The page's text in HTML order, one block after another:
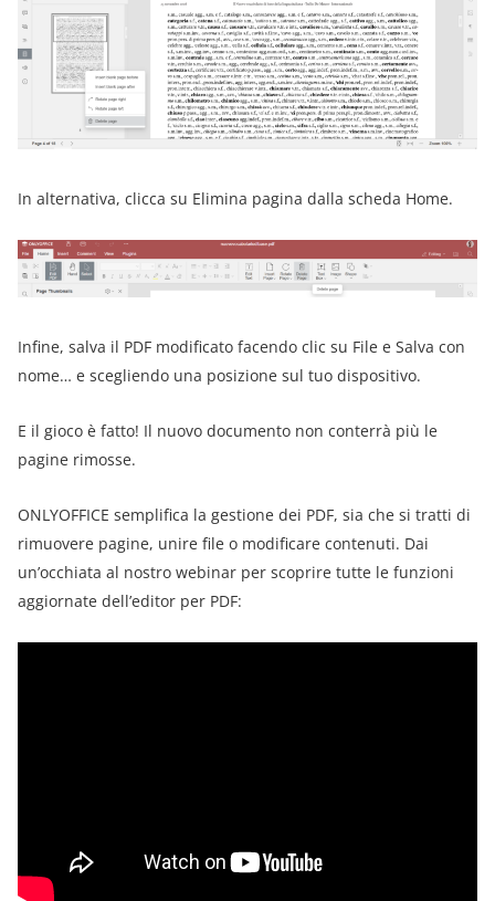
In alternativa, clicca su Elimina pagina dalla scheda Home.
Infine, salva il PDF modificato facendo clic su File e Salva con
nome… e scegliendo una posizione sul tuo dispositivo.
E il gioco è fatto! Il nuovo documento non conterrà più le
pagine rimosse.
ONLYOFFICE semplifica la gestione dei PDF, sia che si tratti di
rimuovere pagine, unire file o modificare contenuti. Dai
un’occhiata al nostro webinar per scoprire tutte le funzioni
aggiornate dell’editor per PDF: